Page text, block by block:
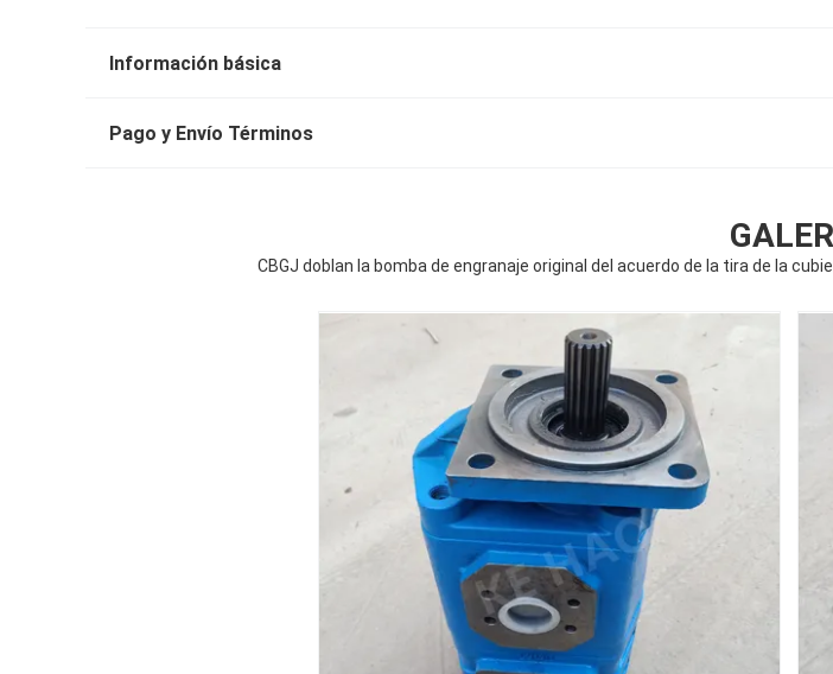
Información básica
Pago y Envío Términos
CBGJ doblan la bomba de engranaje original del acuerdo de la tira de la